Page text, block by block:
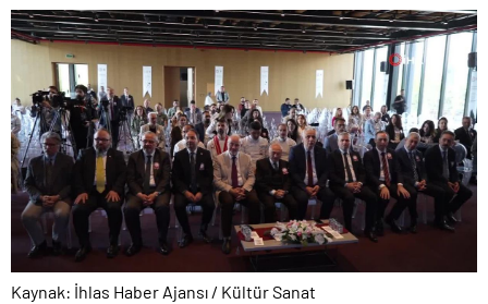
Kaynak: İhlas Haber Ajansı / Kültür Sanat